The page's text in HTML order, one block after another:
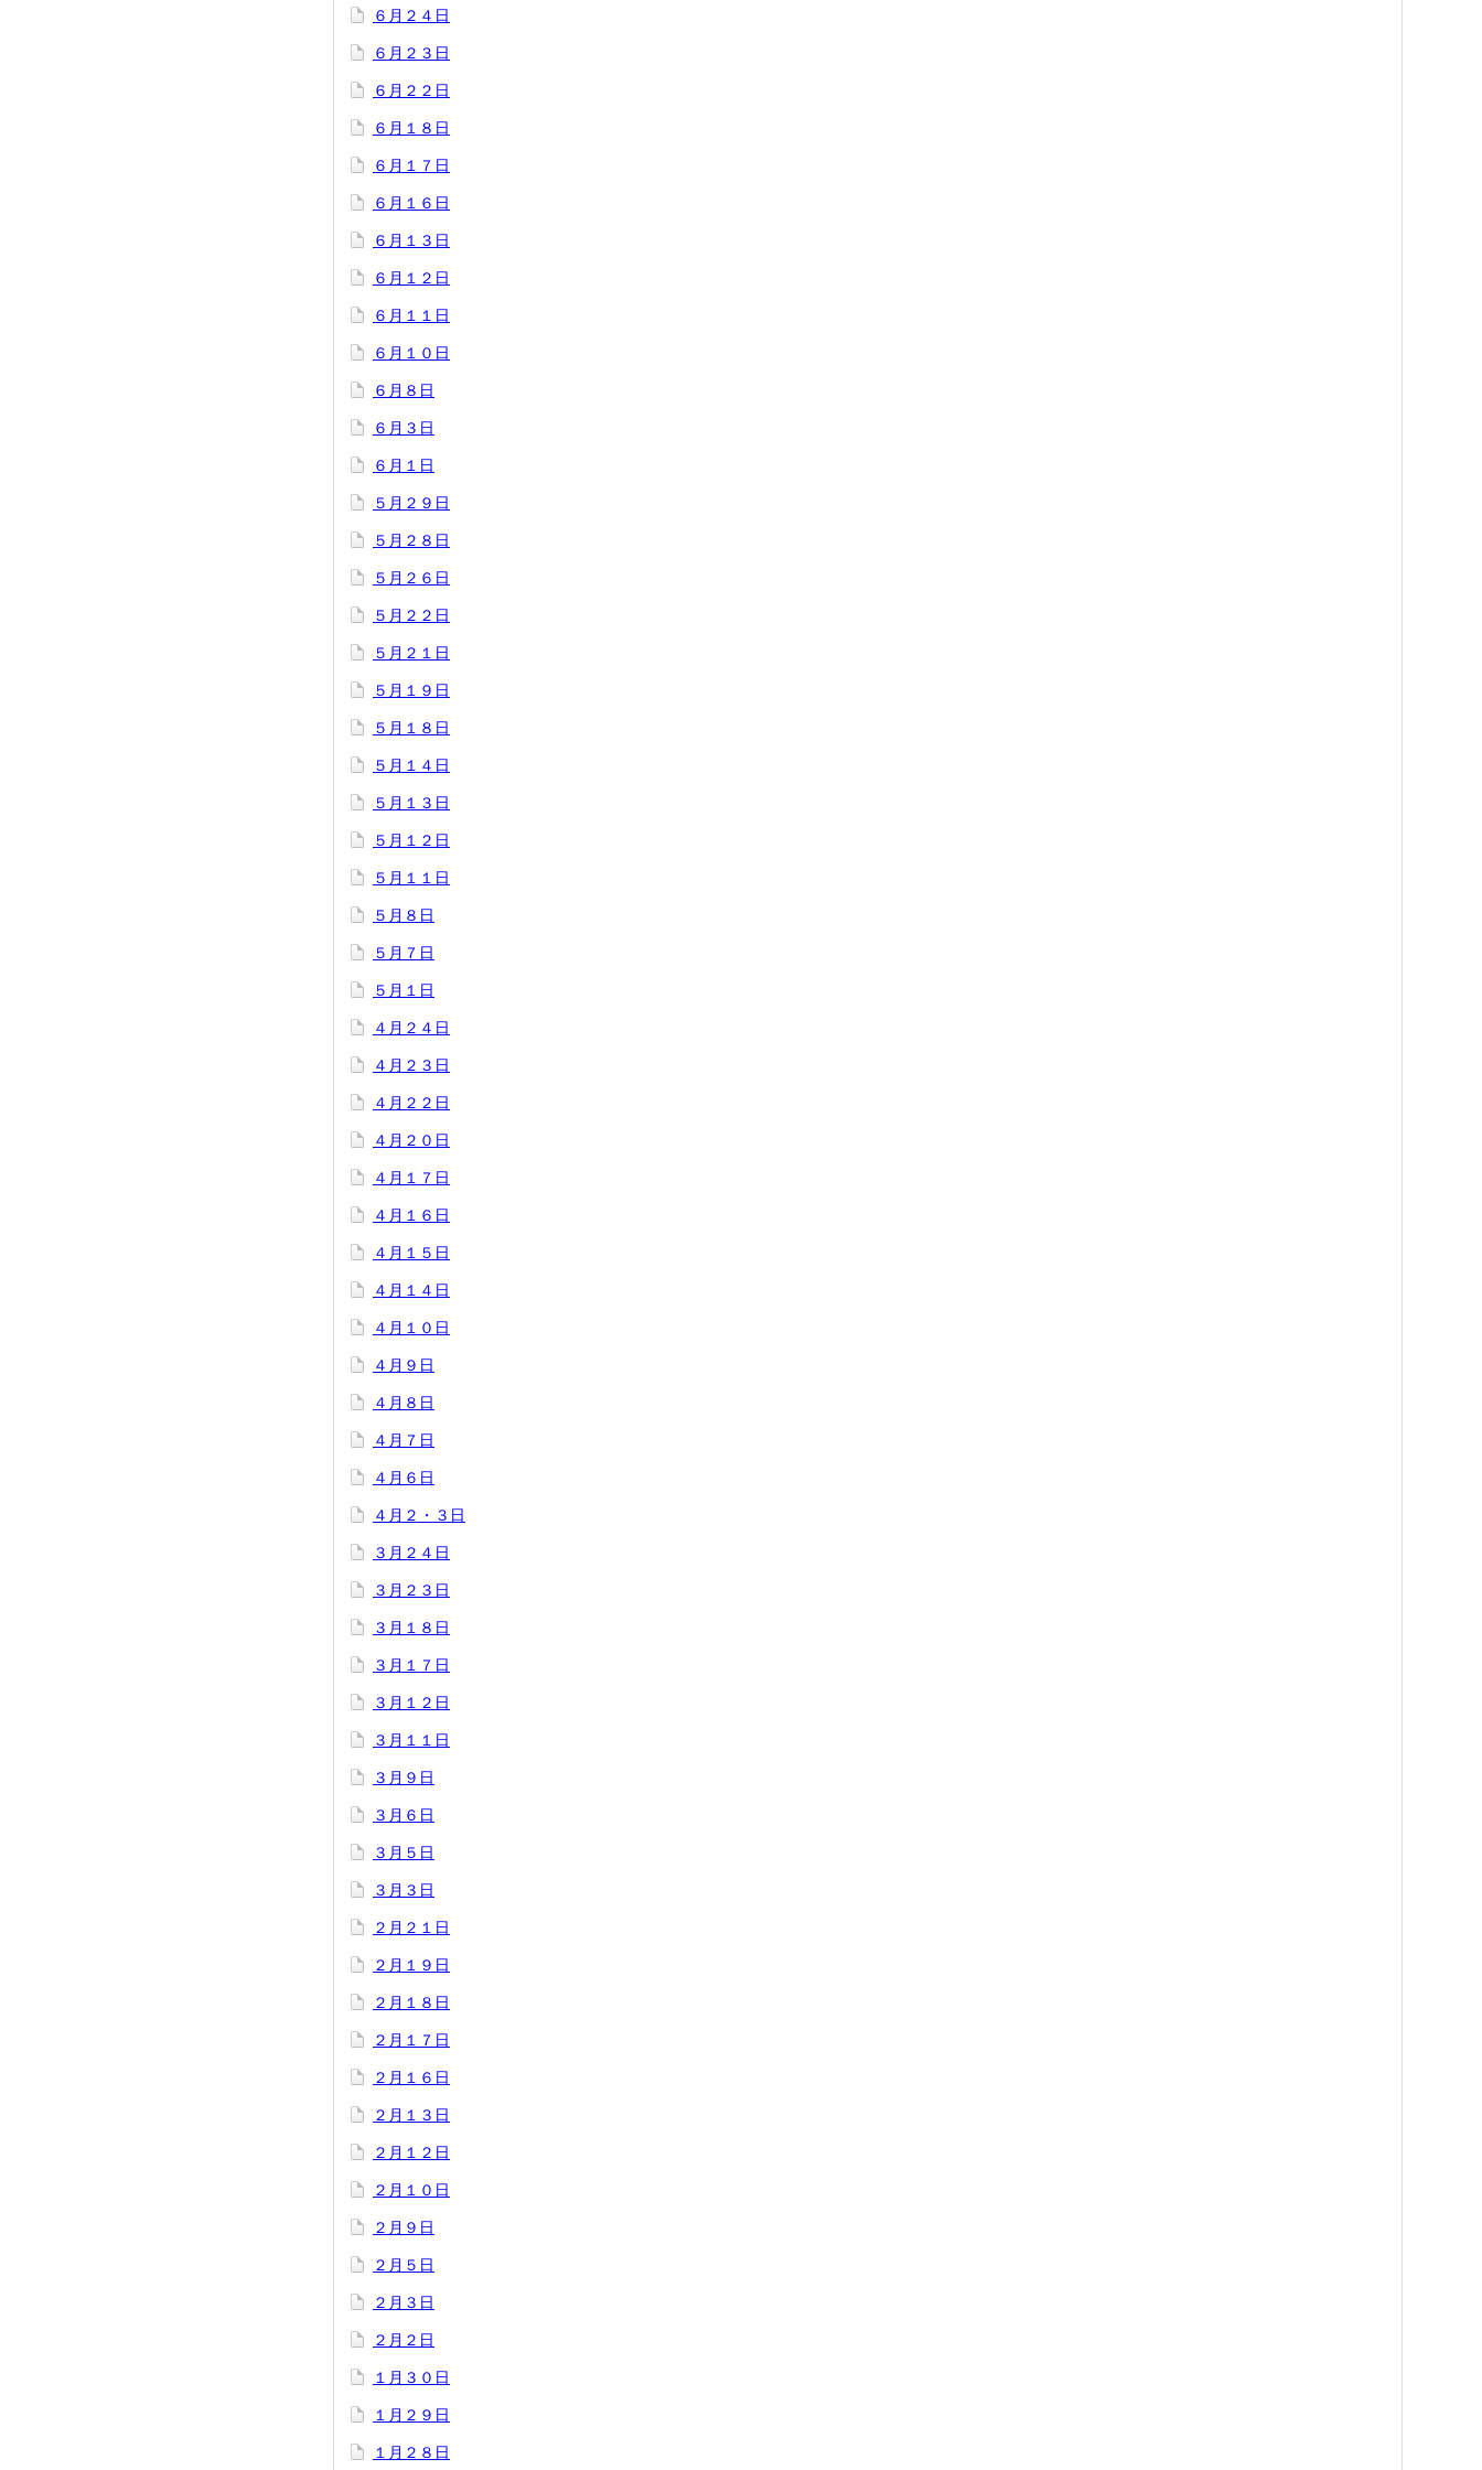
６月２４日
６月２３日
６月２２日
６月１８日
６月１７日
６月１６日
６月１３日
６月１２日
６月１１日
６月１０日
６月８日
６月３日
６月１日
５月２９日
５月２８日
５月２６日
５月２２日
５月２１日
５月１９日
５月１８日
５月１４日
５月１３日
５月１２日
５月１１日
５月８日
５月７日
５月１日
４月２４日
４月２３日
４月２２日
４月２０日
４月１７日
４月１６日
４月１５日
４月１４日
４月１０日
４月９日
４月８日
４月７日
４月６日
４月２・３日
３月２４日
３月２３日
３月１８日
３月１７日
３月１２日
３月１１日
３月９日
３月６日
３月５日
３月３日
２月２１日
２月１９日
２月１８日
２月１７日
２月１６日
２月１３日
２月１２日
２月１０日
２月９日
２月５日
２月３日
２月２日
１月３０日
１月２９日
１月２８日